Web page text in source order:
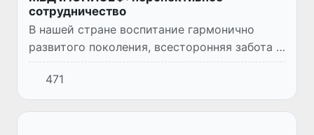
сотрудничество
В нашей стране воспитание гармонично
развитого поколения, всесторонняя забота о
нем стали одним из приоритетов
государственной политики и основным
направлением деятельности государ...
471